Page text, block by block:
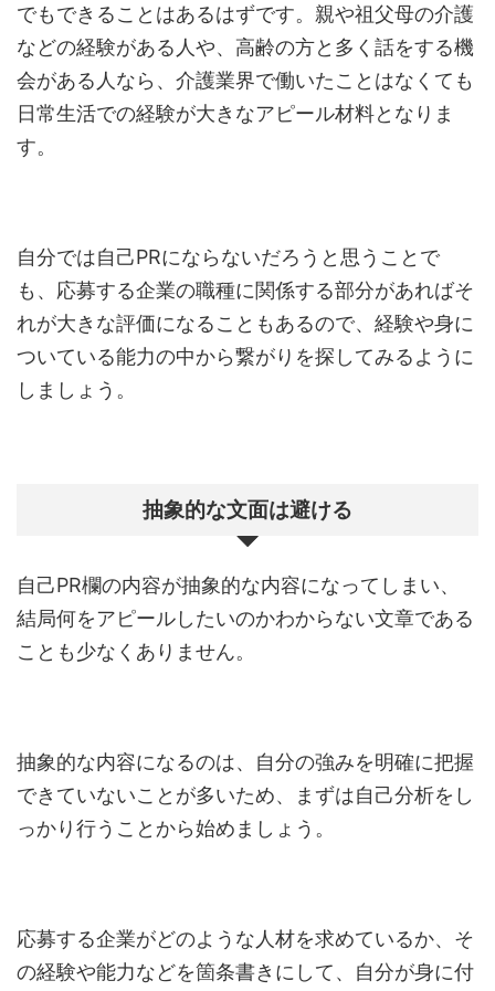
でもできることはあるはずです。親や祖父母の介護
などの経験がある人や、高齢の方と多く話をする機
会がある人なら、介護業界で働いたことはなくても
日常生活での経験が大きなアピール材料となりま
す。
自分では自己PRにならないだろうと思うことで
も、応募する企業の職種に関係する部分があればそ
れが大きな評価になることもあるので、経験や身に
ついている能力の中から繋がりを探してみるように
しましょう。
抽象的な文面は避ける
自己PR欄の内容が抽象的な内容になってしまい、
結局何をアピールしたいのかわからない文章である
ことも少なくありません。
抽象的な内容になるのは、自分の強みを明確に把握
できていないことが多いため、まずは自己分析をし
っかり行うことから始めましょう。
応募する企業がどのような人材を求めているか、そ
の経験や能力などを箇条書きにして、自分が身に付